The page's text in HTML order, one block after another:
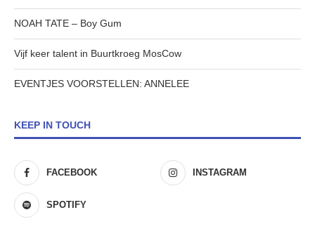
NOAH TATE – Boy Gum
Vijf keer talent in Buurtkroeg MosCow
EVENTJES VOORSTELLEN: ANNELEE
KEEP IN TOUCH
FACEBOOK INSTAGRAM
SPOTIFY